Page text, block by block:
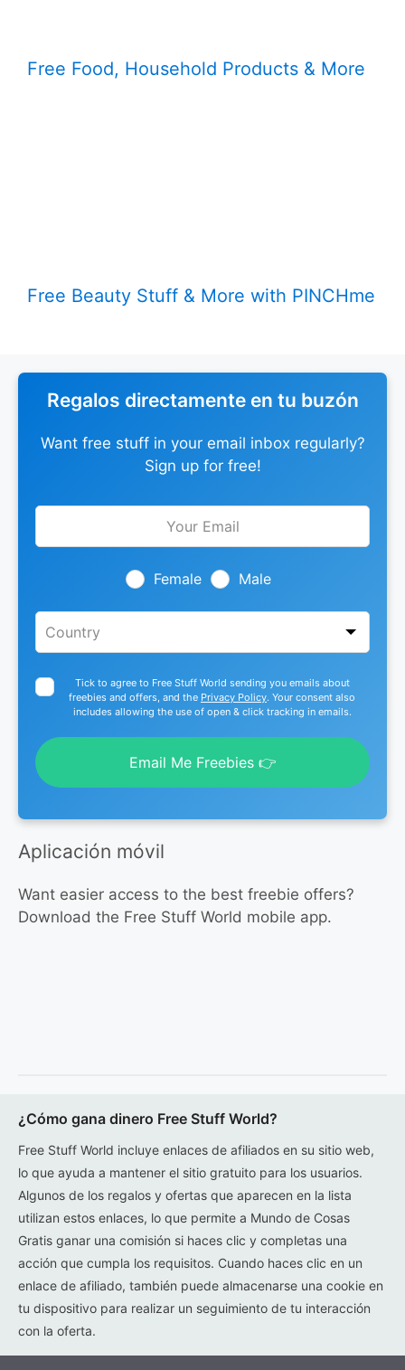
Free Food, Household Products & More
Free Beauty Stuff & More with PINCHme
Regalos directamente en tu buzón
Want free stuff in your email inbox regularly?
Sign up for free!
Leave
Female Male
Tick to agree to Free Stuff World sending you emails about
freebies and offers, and the Privacy Policy. Your consent also
includes allowing the use of open & click tracking in emails.
Email Me Freebies 👉
Aplicación móvil
Want easier access to the best freebie offers?
Download the Free Stuff World mobile app.
¿Cómo gana dinero Free Stuff World?
Free Stuff World incluye enlaces de afiliados en su sitio web,
lo que ayuda a mantener el sitio gratuito para los usuarios.
Algunos de los regalos y ofertas que aparecen en la lista
utilizan estos enlaces, lo que permite a Mundo de Cosas
Gratis ganar una comisión si haces clic y completas una
acción que cumpla los requisitos. Cuando haces clic en un
enlace de afiliado, también puede almacenarse una cookie en
tu dispositivo para realizar un seguimiento de tu interacción
con la oferta.